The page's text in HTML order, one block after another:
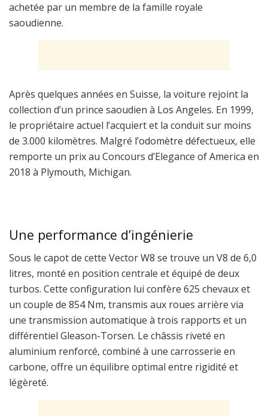
achetée par un membre de la famille royale
saoudienne.
Après quelques années en Suisse, la voiture rejoint la
collection d’un prince saoudien à Los Angeles. En 1999,
le propriétaire actuel l’acquiert et la conduit sur moins
de 3.000 kilomètres. Malgré l’odomètre défectueux, elle
remporte un prix au Concours d’Elegance of America en
2018 à Plymouth, Michigan.
Une performance d’ingénierie
Sous le capot de cette Vector W8 se trouve un V8 de 6,0
litres, monté en position centrale et équipé de deux
turbos. Cette configuration lui confère 625 chevaux et
un couple de 854 Nm, transmis aux roues arrière via
une transmission automatique à trois rapports et un
différentiel Gleason-Torsen. Le châssis riveté en
aluminium renforcé, combiné à une carrosserie en
carbone, offre un équilibre optimal entre rigidité et
légèreté.